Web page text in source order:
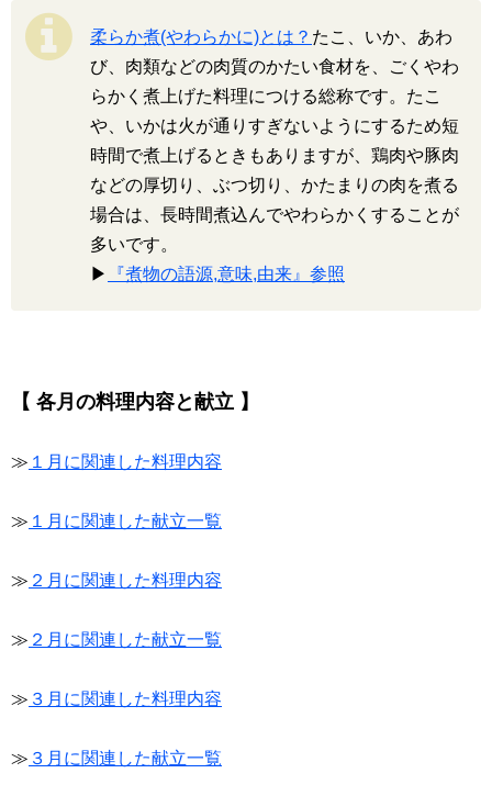
柔らか煮(やわらかに)とは？ たこ、いか、あわ
び、肉類などの肉質のかたい食材を、ごくやわ
らかく煮上げた料理につける総称です。たこ
や、いかは火が通りすぎないようにするため短
時間で煮上げるときもありますが、鶏肉や豚肉
などの厚切り、ぶつ切り、かたまりの肉を煮る
場合は、長時間煮込んでやわらかくすることが
多いです。
▶
『煮物の語源,意味,由来』参照
【 各月の料理内容と献立 】
≫ １月に関連した料理内容
≫ １月に関連した献立一覧
≫ ２月に関連した料理内容
≫ ２月に関連した献立一覧
≫ ３月に関連した料理内容
≫ ３月に関連した献立一覧